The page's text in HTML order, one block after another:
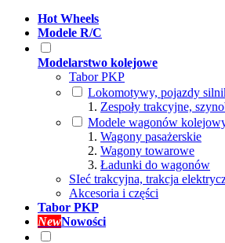
Hot Wheels
Modele R/C
Modelarstwo kolejowe
Tabor PKP
Lokomotywy, pojazdy
Zespoły trakcyjne,
Modele wagonów
Wagony pasażerskie
Wagony towarowe
Ładunki do wagonów
SIeć trakcyjna, trakcja
Akcesoria i części
Tabor PKP
NewNowości